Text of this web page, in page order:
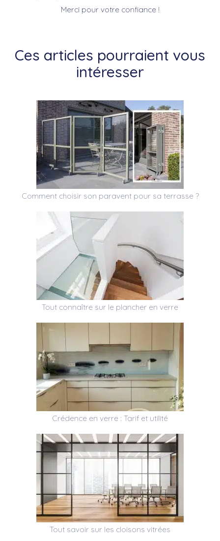
Merci pour votre confiance !
Ces articles pourraient vous
intéresser
Comment choisir son paravent pour sa terrasse ?
Tout connaître sur le plancher en verre
Crédence en verre : Tarif et utilité
Tout savoir sur les cloisons vitrées